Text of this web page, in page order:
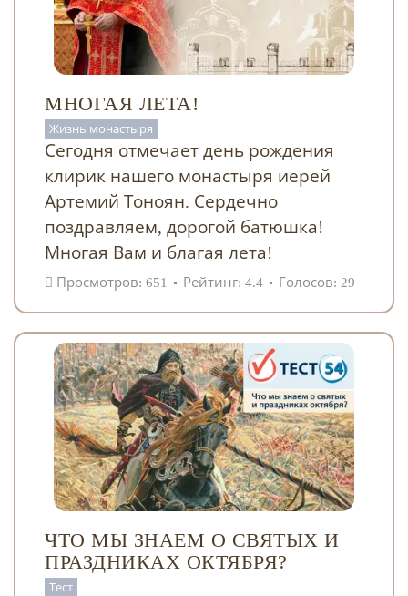
МНОГАЯ ЛЕТА!
Жизнь монастыря
Сегодня отмечает день рождения
клирик нашего монастыря иерей
Артемий Тоноян. Сердечно
поздравляем, дорогой батюшка!
Многая Вам и благая лета!
Просмотров: 651 Рейтинг: 4.4 Голосов: 29
ЧТО МЫ ЗНАЕМ О СВЯТЫХ И
ПРАЗДНИКАХ ОКТЯБРЯ?
Тест